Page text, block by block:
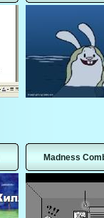
Madness